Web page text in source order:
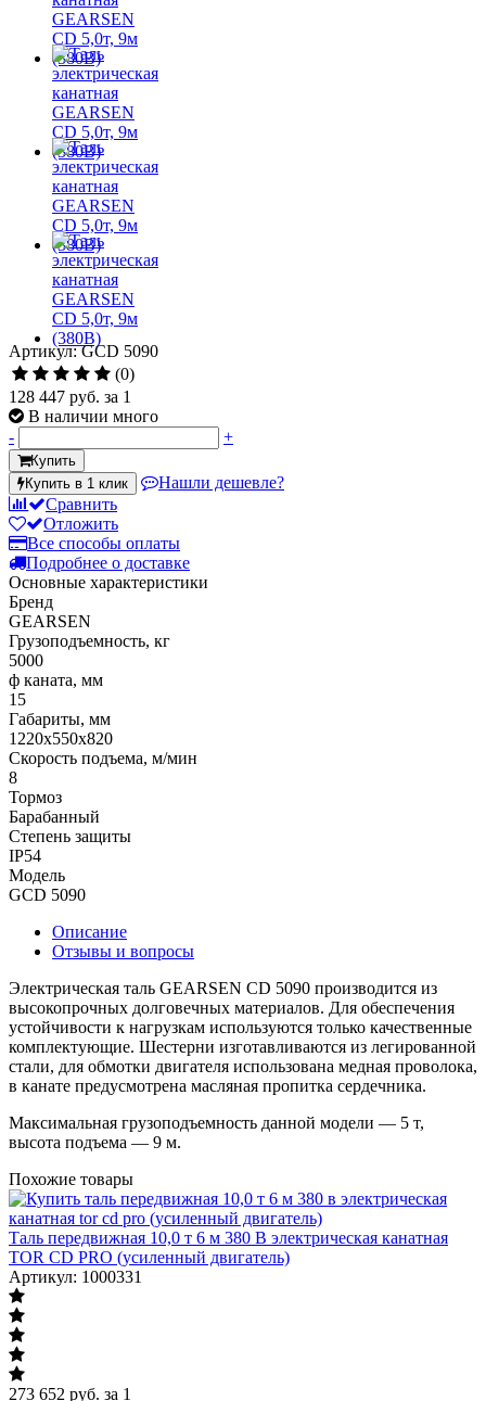
Артикул: GCD 5090
(0)
128 447 руб. за 1
В наличии много
-
+
Купить
Купить в 1 клик
Нашли дешевле?
Сравнить
Отложить
Все способы оплаты
Подробнее о доставке
Основные характеристики
Бренд
GEARSEN
Грузоподъемность, кг
5000
ф каната, мм
15
Габариты, мм
1220x550x820
Скорость подъема, м/мин
8
Тормоз
Барабанный
Степень защиты
IP54
Модель
GCD 5090
Описание
Отзывы и вопросы
Электрическая таль GEARSEN CD 5090 производится из
высокопрочных долговечных материалов. Для обеспечения
устойчивости к нагрузкам используются только качественные
комплектующие. Шестерни изготавливаются из легированной
стали, для обмотки двигателя использована медная проволока,
в канате предусмотрена масляная пропитка сердечника.
Максимальная грузоподъемность данной модели — 5 т,
высота подъема — 9 м.
Похожие товары
Таль передвижная 10,0 т 6 м 380 В электрическая канатная
TOR CD PRO (усиленный двигатель)
Артикул: 1000331
273 652 руб. за 1